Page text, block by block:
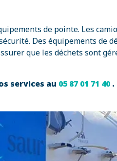
de pointe. Les
Des équipements de
que les déchets sont
services au 05 87 01 71 40.